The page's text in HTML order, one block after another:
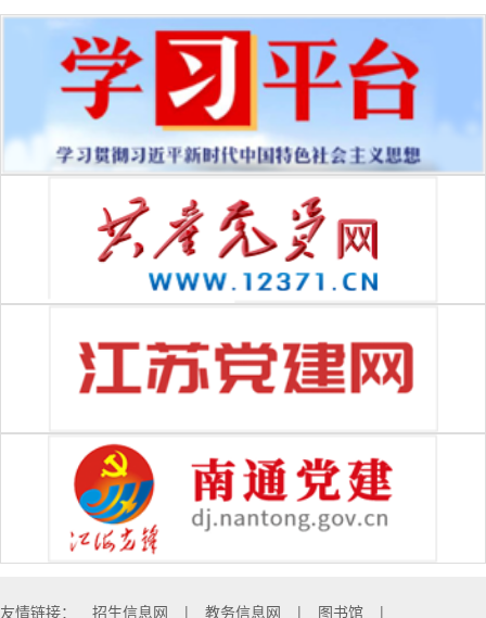
友情链接： 招生信息网 | 教务信息网 | 图书馆 |